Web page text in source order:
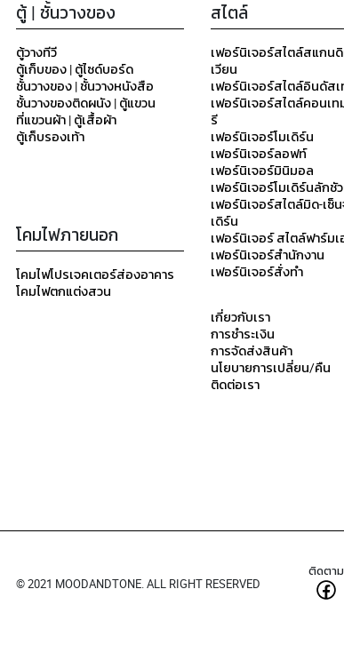
ตู้ | ชั้นวางของ
ตู้วางทีวี
ตู้เก็บของ | ตู้ไซด์บอร์ด
ชั้นวางของ | ชั้นวางหนังสือ
ชั้นวางของติดผนัง | ตู้แขวน
ที่แขวนผ้า | ตู้เสื้อผ้า
ตู้เก็บรองเท้า
โคมไฟภายนอก
โคมไฟโปรเจคเตอร์ส่องอาคาร
โคมไฟตกแต่งสวน
สไตล์
เฟอร์นิเจอร์สไตล์สแกนดิ
เวียน
เฟอร์นิเจอร์สไตล์อินดัส
เฟอร์นิเจอร์สไตล์คอนเท
รี
เฟอร์นิเจอร์โมเดิร์น
เฟอร์นิเจอร์ลอฟท์
เฟอร์นิเจอร์มินิมอล
เฟอร์นิเจอร์โมเดิร์นลักชั
เฟอร์นิเจอร์สไตล์มิด-เซ็น
เดิร์น
เฟอร์นิเจอร์ สไตล์ฟาร์มเ
เฟอร์นิเจอร์สำนักงาน
เฟอร์นิเจอร์สั่งทำ
เกี่ยวกับเรา
การชำระเงิน
การจัดส่งสินค้า
นโยบายการเปลี่ยน/คืน
ติดต่อเรา
© 2021 MOODANDTONE. ALL RIGHT RESERVED
ติดตาม